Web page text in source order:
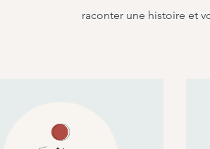
raconter une histoire et